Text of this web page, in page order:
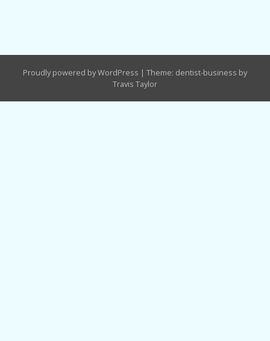
Proudly powered by WordPress | Theme: dentist-business by
Travis Taylor